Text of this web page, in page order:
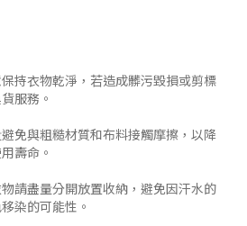
持衣物乾淨，若造成髒污毀損或剪標
服務。
免與粗糙材質和布料接觸摩擦，以降
壽命。
請盡量分開放置收納，避免因汗水的
染的可能性。